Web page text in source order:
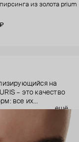
из золота prium
на
– это качество
все их
участвуют
за
так и ювелирные
трендам, а
ещё